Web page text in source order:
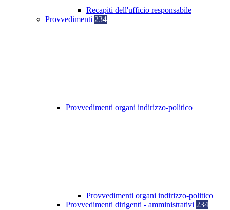
Recapiti dell'ufficio responsabile
Provvedimenti 234
Provvedimenti organi indirizzo-politico
Provvedimenti organi indirizzo-politico
Provvedimenti dirigenti - amministrativi 234